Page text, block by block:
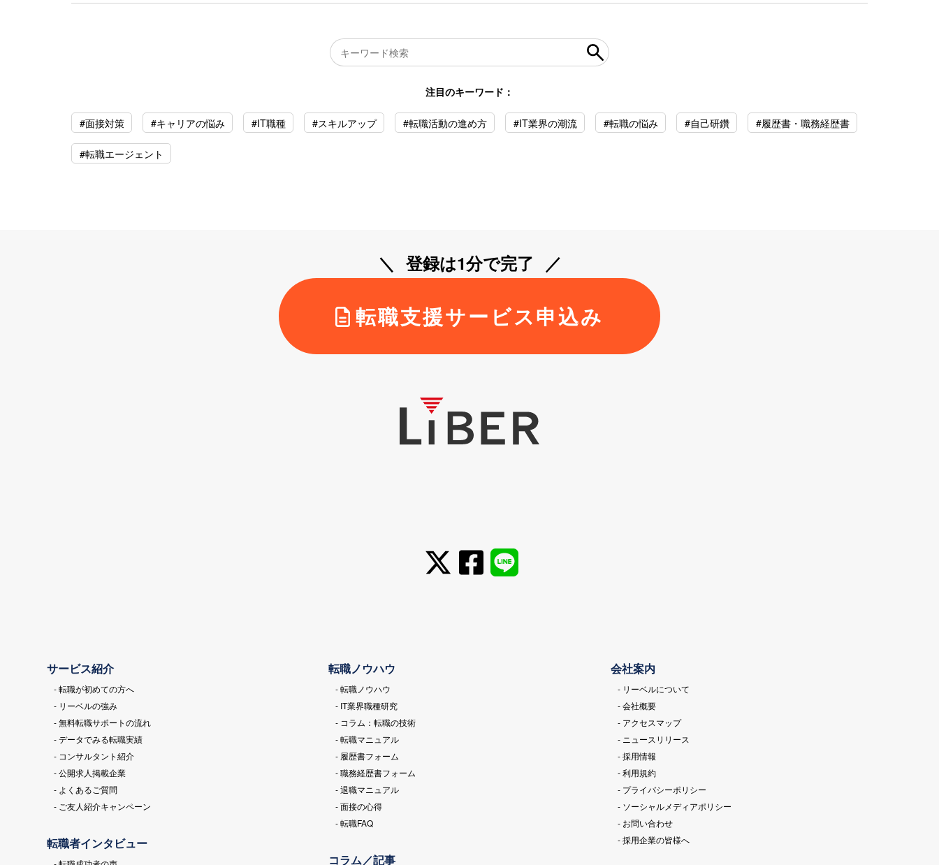
注目のキーワード：
#面接対策 #キャリアの悩み #IT職種 #スキルアップ #転職活動の進め方 #IT業界の潮流 #転職の悩み #自己研鑽 #履歴書・職務経歴書
#転職エージェント
登録は1分で完了
転職支援サービス申込み
サービス紹介
- 転職が初めての方へ
- リーベルの強み
- 無料転職サポートの流れ
- データでみる転職実績
- コンサルタント紹介
- 公開求人掲載企業
- よくあるご質問
- ご友人紹介キャンペーン
転職者インタビュー
転職ノウハウ
- 転職ノウハウ
- IT業界職種研究
- コラム：転職の技術
- 転職マニュアル
- 履歴書フォーム
- 職務経歴書フォーム
- 退職マニュアル
- 面接の心得
- 転職FAQ
コラム／記事
会社案内
- リーベルについて
- 会社概要
- アクセスマップ
- ニュースリリース
- 採用情報
- 利用規約
- プライバシーポリシー
- ソーシャルメディアポリシー
- お問い合わせ
- 採用企業の皆様へ